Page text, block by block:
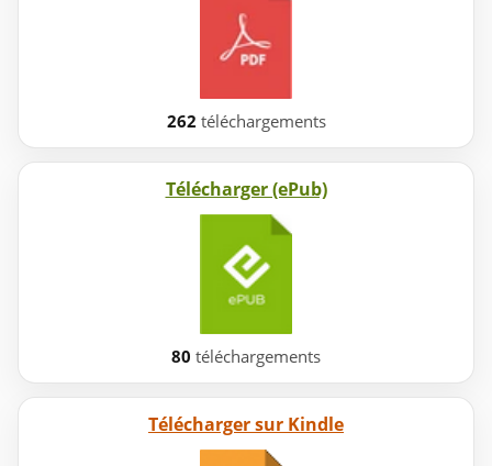
262 téléchargements
Télécharger (ePub)
80 téléchargements
Télécharger sur Kindle